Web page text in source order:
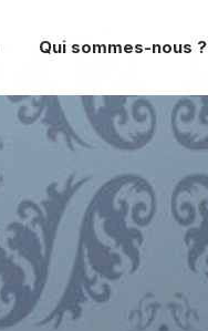
Qui sommes-nous ?